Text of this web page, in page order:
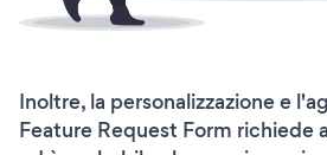
Inoltre, la personalizzazione e
Feature Request Form richiede